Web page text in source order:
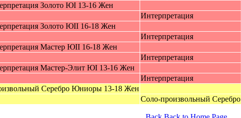
Зoлoтo ЮI 13-16 Жeн
Интерпретация
Зoлoтo ЮII 16-18 Жeн
Интерпретация
Mаcтер ЮII 16-18 Жeн
Интерпретация
Maстер-Элит ЮI 13-16 Жeн
Интерпретация
Cepeбро Юниоры 13-18 Жeн
Соло-произвольный Серебро